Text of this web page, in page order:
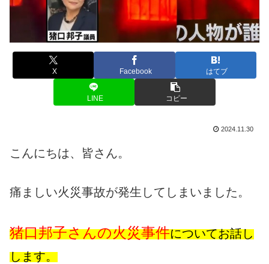
X Facebook はてブ
LINE コピー
2024.11.30
こんにちは、皆さん。
痛ましい火災事故が発生してしまいました。
猪口邦子さんの火災事件についてお話し
します。